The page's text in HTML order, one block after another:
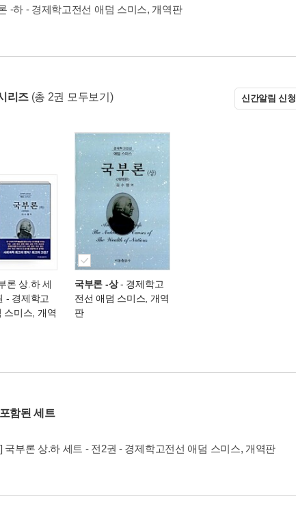
-하 - 경제학고전선 애덤 스미스, 개역판
리즈 (총 2권 모두보기) 신간알림 신청
론 상.하 세
- 경제학고
스미스, 개역
국부론 -상- 경제학고
전선 애덤 스미스, 개역
판
함된 세트
국부론 상.하 세트 - 전2권 - 경제학고전선 애덤 스미스, 개역판